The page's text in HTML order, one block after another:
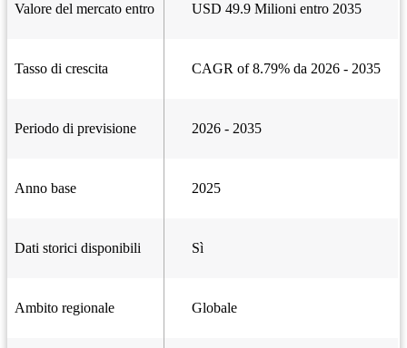
Valore del mercato entro USD 49.9 Milioni entro 2035
Tasso di crescita CAGR of 8.79% da 2026 - 2035
Periodo di previsione 2026 - 2035
Anno base 2025
Dati storici disponibili Sì
Ambito regionale Globale